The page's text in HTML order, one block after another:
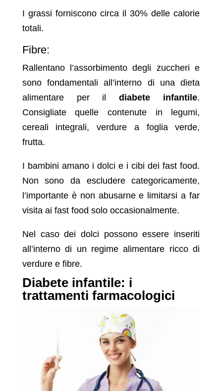
I grassi forniscono circa il 30% delle calorie
totali.
Fibre:
Rallentano l’assorbimento degli zuccheri e
sono fondamentali all’interno di una dieta
alimentare per ildiabete infantile.
Consigliate quelle contenute in legumi,
cereali integrali, verdure a foglia verde,
frutta.
I bambini amano i dolci e i cibi dei fast food.
Non sono da escludere categoricamente,
l’importante è non abusarne e limitarsi a far
visita ai fast food solo occasionalmente.
Nel caso dei dolci possono essere inseriti
all’interno di un regime alimentare ricco di
verdure e fibre.
Diabete infantile: i
trattamenti farmacologici